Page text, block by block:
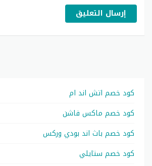
إرسال التعليق
كود خصم اتش اند ام
كود خصم ماكس فاشن
كود خصم باث اند بودي وركس
كود خصم ستايلي